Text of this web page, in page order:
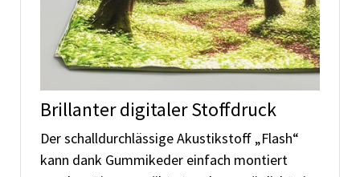
Brillanter digitaler Stoffdruck
Der schalldurchlässige Akustikstoff „Flash“
kann dank Gummikeder einfach montiert